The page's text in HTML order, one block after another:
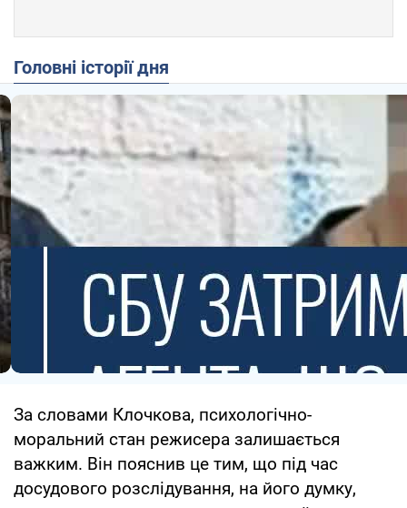
Головні історії дня
За словами Клочкова, психологічно-
моральний стан режисера залишається
важким. Він пояснив це тим, що під час
досудового розслідування, на його думку,